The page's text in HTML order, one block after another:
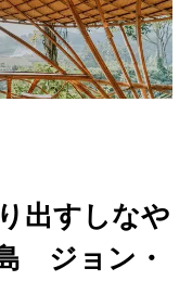
出すしなや
ジョン・